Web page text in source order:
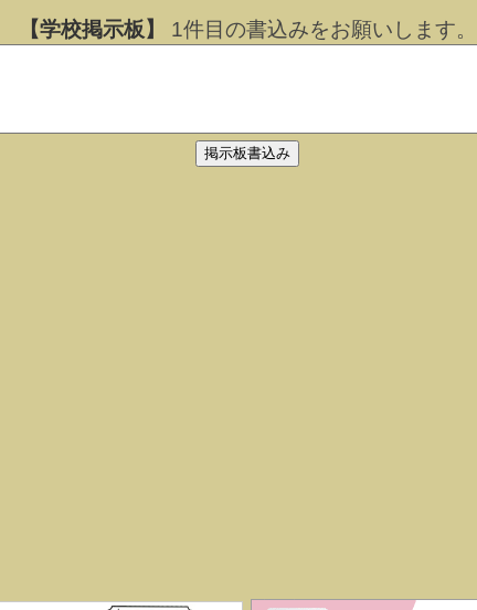
【学校掲示板】
1件目の書込みをお願いします。